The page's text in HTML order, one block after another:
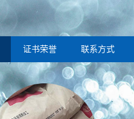
证书荣誉 联系方式